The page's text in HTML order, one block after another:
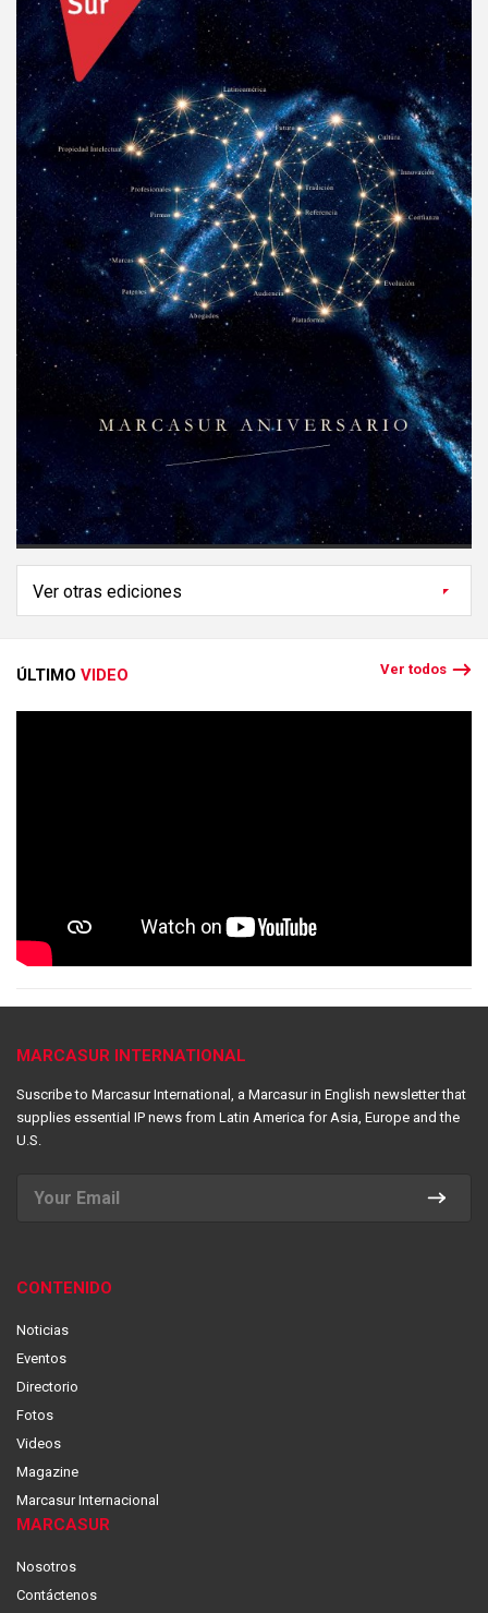
ÚLTIMO VIDEO Ver todos
MARCASUR INTERNATIONAL
Suscribe to Marcasur International, a Marcasur in English newsletter that
supplies essential IP news from Latin America for Asia, Europe and the
U.S.
CONTENIDO
Noticias
Eventos
Directorio
Fotos
Videos
Magazine
Marcasur Internacional
MARCASUR
Nosotros
Contáctenos